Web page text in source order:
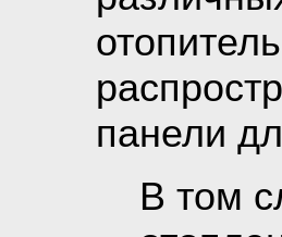
панели
В том